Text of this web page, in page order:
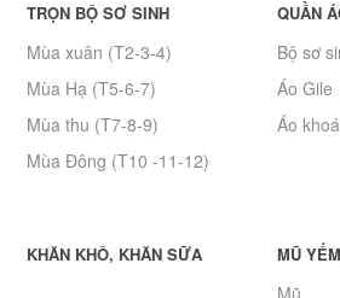
TRỌN BỘ SƠ SINH
Mùa xuân (T2-3-4)
Mùa Hạ (T5-6-7)
Mùa thu (T7-8-9)
Mùa Đông (T10 -11-12)
QUẦN
Bộ sơ
Áo Gile
Áo
KHĂN KHÔ, KHĂN SỮA MŨ